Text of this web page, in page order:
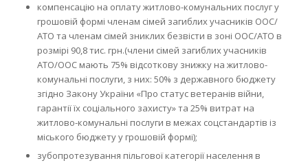
компенсацію на оплату житлово-комунальних послуг у
грошовій формі членам сімей загиблих учасників ООС/
АТО та членам сімей зниклих безвісти в зоні ООС/АТО в
розмірі 90,8 тис. грн.(члени сімей загиблих учасників
АТО/ООС мають 75% відсоткову знижку на житлово-
комунальні послуги, з них: 50% з державного бюджету
згідно Закону України «Про статус ветеранів війни,
гарантії їх соціального захисту» та 25% витрат на
житлово-комунальні послуги в межах соцстандартів із
міського бюджету у грошовій формі);
зубопротезування пільгової категорії населення в